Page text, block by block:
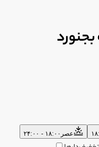
عصر ۱۸:۰۰ - ۲۴:۰۰